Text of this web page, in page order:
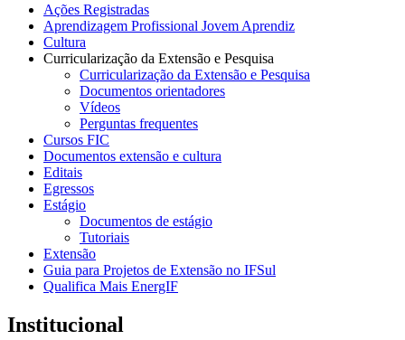
Ações Registradas
Aprendizagem Profissional Jovem Aprendiz
Cultura
Curricularização da Extensão e Pesquisa
Curricularização da Extensão e Pesquisa
Documentos orientadores
Vídeos
Perguntas frequentes
Cursos FIC
Documentos extensão e cultura
Editais
Egressos
Estágio
Documentos de estágio
Tutoriais
Extensão
Guia para Projetos de Extensão no IFSul
Qualifica Mais EnergIF
Institucional